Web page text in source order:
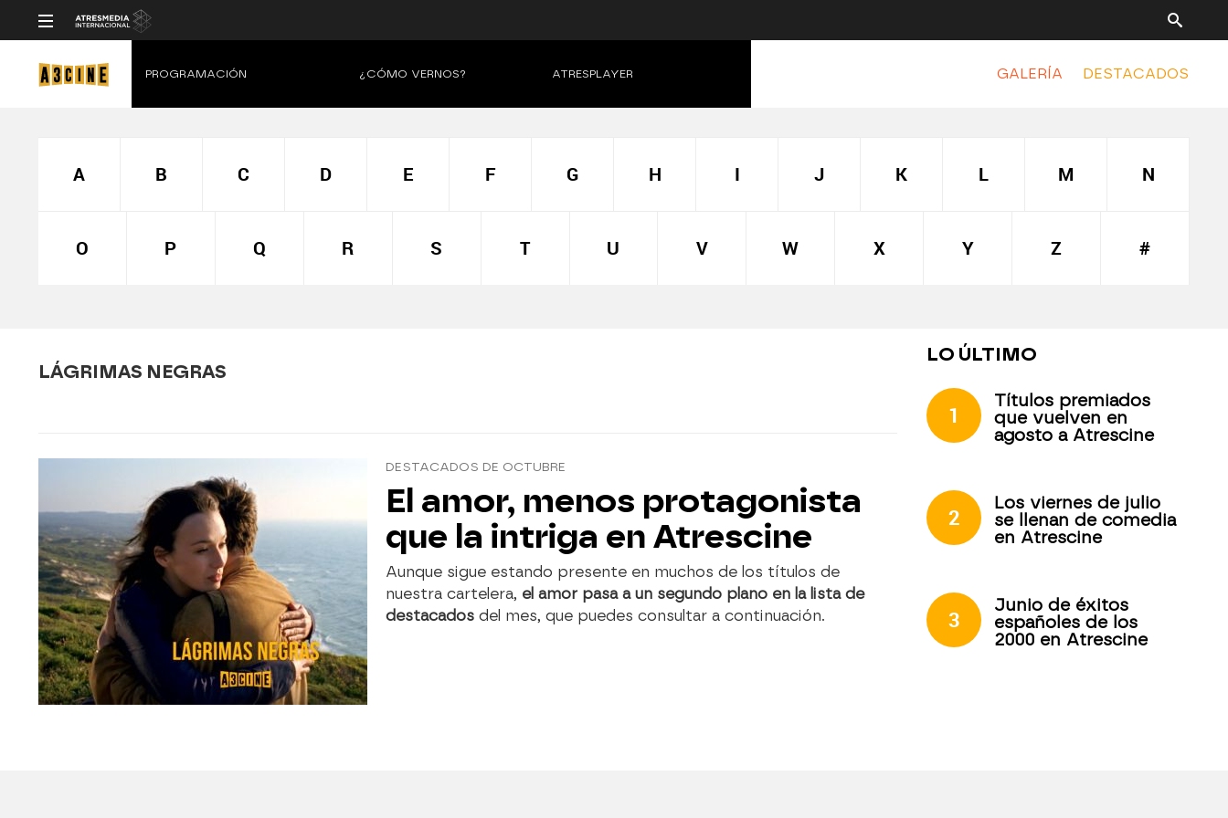
GALERÍA DESTACADOS
PROGRAMACIÓN ¿CÓMO VERNOS? ATRESPLAYER
A B C D E F G H I J K L M N
O P Q R S T U V W X Y Z #
LÁGRIMAS NEGRAS
DESTACADOS DE OCTUBRE
El amor, menos protagonista
que la intriga en Atrescine
Aunque sigue estando presente en muchos de los títulos de
nuestra cartelera, el amor pasa a un segundo plano en la lista de
destacados del mes, que puedes consultar a continuación.
LO ÚLTIMO
1
Títulos premiados
que vuelven en
agosto a Atrescine
2
Los viernes de julio
se llenan de comedia
en Atrescine
3
Junio de éxitos
españoles de los
2000 en Atrescine